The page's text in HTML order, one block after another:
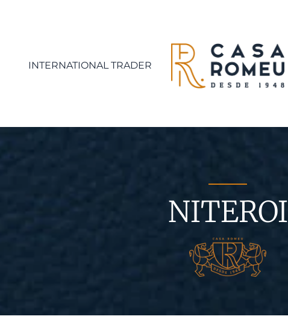
INTERNATIONAL TRADER
NITEROI